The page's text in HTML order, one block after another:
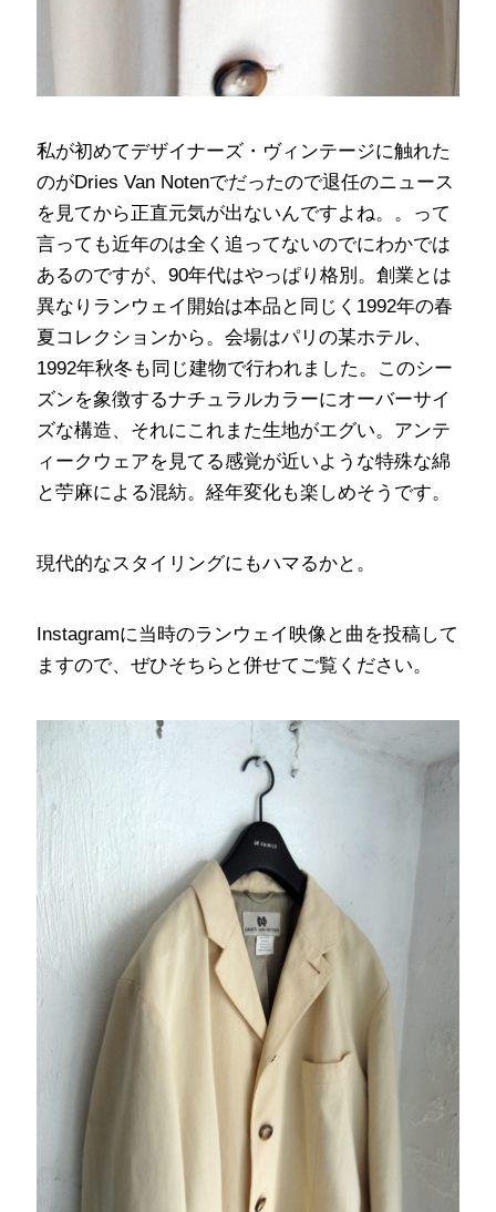
私が初めてデザイナーズ・ヴィンテージに触れた
のがDries Van Notenでだったので退任のニュース
を見てから正直元気が出ないんですよね。。って
言っても近年のは全く追ってないのでにわかでは
あるのですが、90年代はやっぱり格別。創業とは
異なりランウェイ開始は本品と同じく1992年の春
夏コレクションから。会場はパリの某ホテル、
1992年秋冬も同じ建物で行われました。このシー
ズンを象徴するナチュラルカラーにオーバーサイ
ズな構造、それにこれまた生地がエグい。アンテ
ィークウェアを見てる感覚が近いような特殊な綿
と苧麻による混紡。経年変化も楽しめそうです。
現代的なスタイリングにもハマるかと。
Instagramに当時のランウェイ映像と曲を投稿して
ますので、ぜひそちらと併せてご覧ください。